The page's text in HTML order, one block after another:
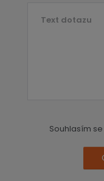
Text dotazu
Souhlasím se